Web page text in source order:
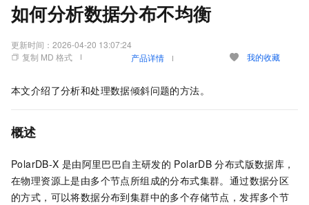
如何分析数据分布不均衡
更新时间： 2026-04-20 13:07:24
复制 MD 格式
产品详情 我的收藏
本文介绍了分析和处理数据倾斜问题的方法。
概述
PolarDB-X 是由阿里巴巴自主研发的 PolarDB 分布式版数据库，
在物理资源上是由多个节点所组成的分布式集群。通过数据分区
的方式，可以将数据分布到集群中的多个存储节点，发挥多个节